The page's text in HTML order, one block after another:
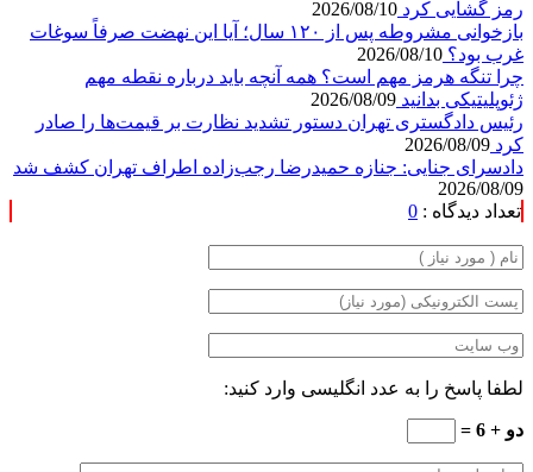
غرب بود؟2026/08/10
چرا تنگه هرمز مهم است؟ همه آنچه باید درباره نقطه مهم
ژئوپلیتیکی بدانید2026/08/09
رئیس دادگستری تهران دستور تشدید نظارت بر قیمت‌ها را صادر
کرد2026/08/09
دادسرای جنایی: جنازه حمیدرضا رجب‌زاده اطراف تهران کشف شد
2026/08/09
تعداد دیدگاه :